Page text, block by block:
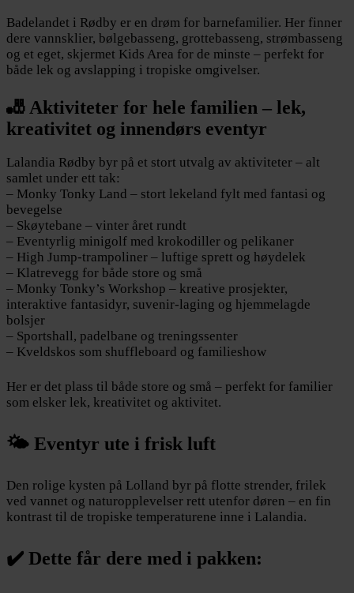
Badelandet i Rødby er en drøm for barnefamilier. Her finner
dere vannsklier, bølgebasseng, grottebasseng, strømbasseng
og et eget, skjermet Kids Area for de minste – perfekt for
både lek og avslapping i tropiske omgivelser.
🎳 Aktiviteter for hele familien – lek,
kreativitet og innendørs eventyr
Lalandia Rødby byr på et stort utvalg av aktiviteter – alt
samlet under ett tak:
– Monky Tonky Land – stort lekeland fylt med fantasi og
bevegelse
– Skøytebane – vinter året rundt
– Eventyrlig minigolf med krokodiller og pelikaner
– High Jump-trampoliner – luftige sprett og høydelek
– Klatrevegg for både store og små
– Monky Tonky’s Workshop – kreative prosjekter,
interaktive fantasidyr, suvenir-laging og hjemmelagde
bolsjer
– Sportshall, padelbane og treningssenter
– Kveldskos som shuffleboard og familieshow
Her er det plass til både store og små – perfekt for familier
som elsker lek, kreativitet og aktivitet.
🌤️ Eventyr ute i frisk luft
Den rolige kysten på Lolland byr på flotte strender, frilek
ved vannet og naturopplevelser rett utenfor døren – en fin
kontrast til de tropiske temperaturene inne i Lalandia.
✔️ Dette får dere med i pakken: